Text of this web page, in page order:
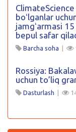
boʻlganlar
jamgʻarmasi
bepul safar
Barcha soha |
Rossiya:
uchun to’liq
Dasturlash |